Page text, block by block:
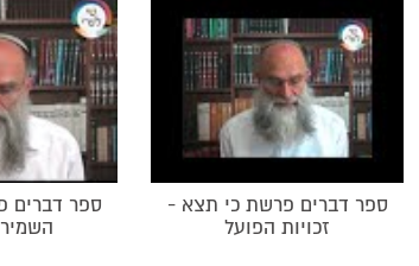
ספר דברים פרשת כי תצא -
זכויות הפועל
ספר דברים